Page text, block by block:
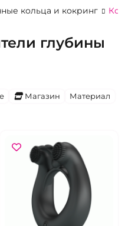
кольца и кокринг
глубины
Магазин
Материал